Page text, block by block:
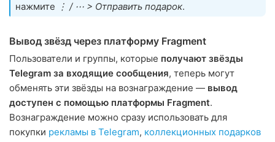
нажмите
⋮ / ⋯ > Отправить подарок.
Вывод звёзд через платформу Fragment
Пользователи и группы, которые получают звёзды
Telegram за входящие сообщения, теперь могут
обменять эти звёзды на вознаграждение — вывод
доступен с помощью платформы Fragment.
Вознаграждение можно сразу использовать для
покупки рекламы в Telegram, коллекционных подарков